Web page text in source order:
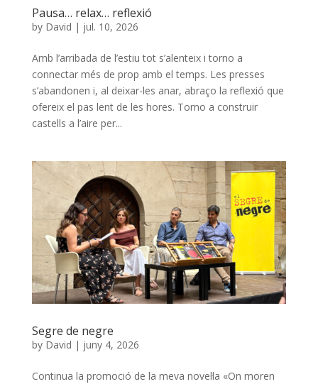
Pausa… relax… reflexió
by David | jul. 10, 2026
Amb l’arribada de l’estiu tot s’alenteix i torno a
connectar més de prop amb el temps. Les presses
s’abandonen i, al deixar-les anar, abraço la reflexió que
ofereix el pas lent de les hores. Torno a construir
castells a l’aire per...
Segre de negre
by David | juny 4, 2026
Continua la promoció de la meva novel·la «On moren